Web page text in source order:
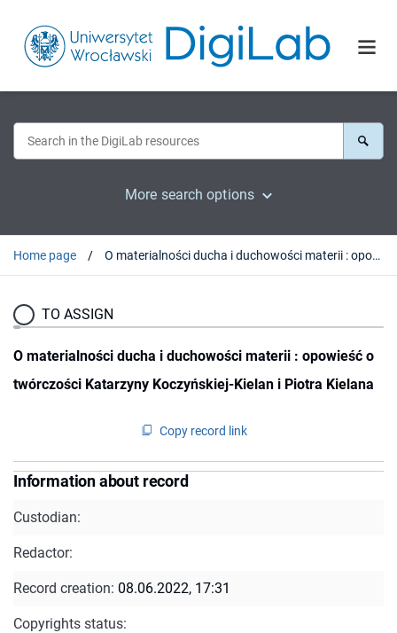
More search options
Home page O materialności ducha i duchowości materii : opowieść o twórczości Katarzyny Koczyńskiej-Kielan i Piotra Kielana
TO ASSIGN
O materialności ducha i duchowości materii : opowieść o
twórczości Katarzyny Koczyńskiej-Kielan i Piotra Kielana
Copy record link
Information about record
Custodian:
Redactor:
Record creation: 08.06.2022, 17:31
Copyrights status: